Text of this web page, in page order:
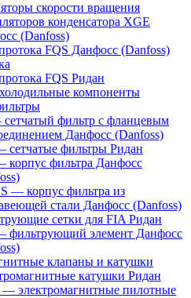
скорости вращения
конденсатора XGE
(Danfoss)
FQS Данфосс (Danfoss)
FQS Ридан
компоненты
фильтр с фланцевым
Данфосс (Danfoss)
сетчатые фильтры Ридан
корпус фильтра Данфосс
— корпус фильтра из
стали Данфосс (Danfoss)
сетки для FIA Ридан
фильтрующий элемент Данфосс
клапаны и катушки
катушки Ридан
электромагнитные пилотные